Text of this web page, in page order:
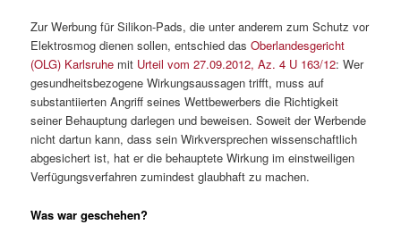
Zur Werbung für Silikon-Pads, die unter anderem zum Schutz vor
Elektrosmog dienen sollen, entschied dasOberlandesgericht
(OLG) Karlsruhe mit Urteil vom 27.09.2012, Az. 4 U 163/12: Wer
gesundheitsbezogene Wirkungsaussagen trifft, muss auf
substantiierten Angriff seines Wettbewerbers die Richtigkeit
seiner Behauptung darlegen und beweisen. Soweit der Werbende
nicht dartun kann, dass sein Wirkversprechen wissenschaftlich
abgesichert ist, hat er die behauptete Wirkung im einstweiligen
Verfügungsverfahren zumindest glaubhaft zu machen.
Was war geschehen?